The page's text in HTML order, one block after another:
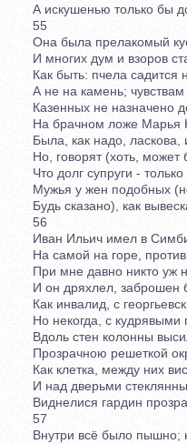
А искушенью только бы
55
Она была прелакомый
И многих дум и взоров
Как быть: пчела садится
А не на камень; чувствам
Казенных не назначено
На брачном ложе Марья
Была, как надо, ласкова,
Но, говорят (хоть, может
Что долг супруги - только
Мужья у жен подобных
Будь сказано), как
56
Иван Ильич имел в
На самой на горе, против
При мне давно никто уж
И он дряхлел, заброшен
Как инвалид, с
Но некогда, с кудрявыми
Вдоль стен колонны
Прозрачною решеткой
Как клетка, между них
И над дверьми
Виднелися гардин
57
Внутри всё было пышно;